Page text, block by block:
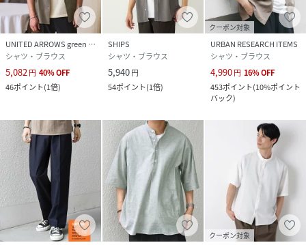
品番
PC2310_711520036
711520036-21-93 PC2310 )
UNITED ARROWS green label relaxing
シャツ・ブラウス
5,082円 40%OFF
46ポイント(1倍)
SHIPS
シャツ・ブラウス
5,940円
54ポイント(1倍)
クーポン対象
URBAN RESEARCH ITEMS
シャツ・ブラウス
4,990円 16%OFF
453ポイント(10%ポイント
バック)
クーポン対象